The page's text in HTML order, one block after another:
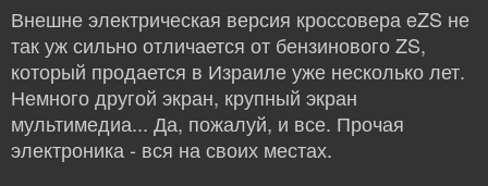
Внешне электрическая версия кроссовера eZS не
так уж сильно отличается от бензинового ZS,
который продается в Израиле уже несколько лет.
Немного другой экран, крупный экран
мультимедиа... Да, пожалуй, и все. Прочая
электроника - вся на своих местах.